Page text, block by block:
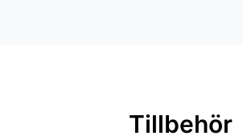
Rekommenderat lim: Hernia
Tillbehör